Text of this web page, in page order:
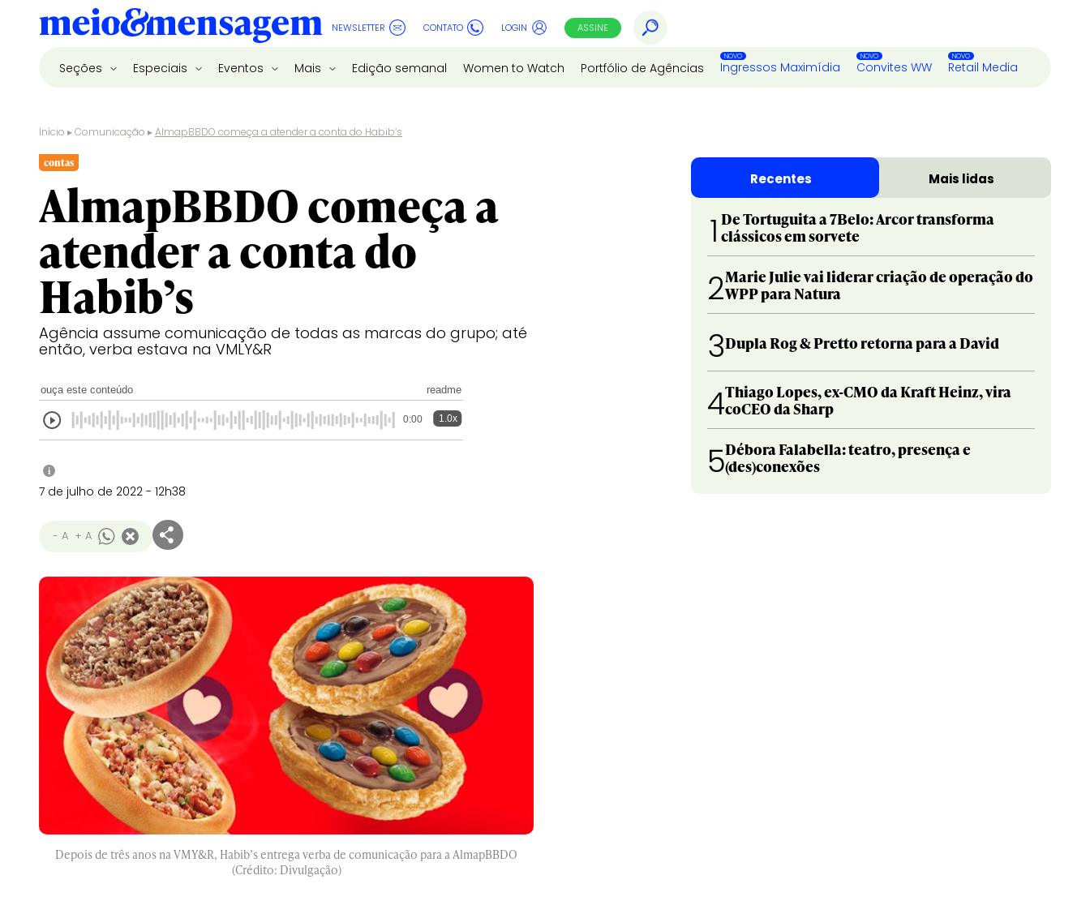
NEWSLETTER CONTATO LOGIN ASSINE
Seções Especiais Eventos Mais Edição semanal Women to Watch Portfólio de Agências Ingressos Maximídia Convites WW Retail Media
Início ▸Comunicação ▸AlmapBBDO começa a atender a conta do Habib’s
contas
AlmapBBDO começa a
atender a conta do
Habib’s
Agência assume comunicação de todas as marcas do grupo; até
então, verba estava na VMLY&R
ouça este conteúdo readme
0:00 1.0x
i
7 de julho de 2022 - 12h38
- A + A
Depois de três anos na VMY&R, Habib’s entrega verba de comunicação para a AlmapBBDO
(Crédito: Divulgação)
Recentes Mais lidas
1 De Tortuguita a 7Belo: Arcor transforma
clássicos em sorvete
2Marie Julie vai liderar criação de operação do
WPP para Natura
3Dupla Rog & Pretto retorna para a David
4Thiago Lopes, ex-CMO da Kraft Heinz, vira
coCEO da Sharp
5Débora Falabella: teatro, presença e
(des)conexões